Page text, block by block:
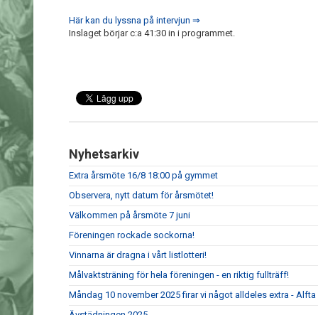
Här kan du lyssna på intervjun ⇒
Inslaget börjar c:a 41:30 in i programmet.
Nyhetsarkiv
Extra årsmöte 16/8 18:00 på gymmet
Observera, nytt datum för årsmötet!
Välkommen på årsmöte 7 juni
Föreningen rockade sockorna!
Vinnarna är dragna i vårt listlotteri!
Målvaktsträning för hela föreningen - en riktig fullträff!
Måndag 10 november 2025 firar vi något alldeles extra - Alfta